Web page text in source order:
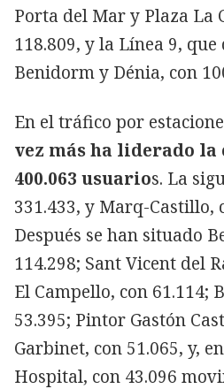
Porta del Mar y Plaza La
118.809, y la Línea 9,
Benidorm y Dénia, con
En el tráfico por
vez más ha liderado la
400.063 usuarios. La
331.433, y Marq-Castillo,
Después se han situado
114.298; Sant Vicent del
El Campello, con 61.114;
53.395; Pintor Gastón
Garbinet, con 51.065, y,
Hospital, con 43.096